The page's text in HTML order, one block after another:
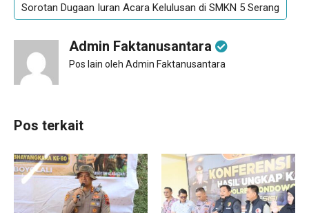
Sorotan Dugaan Iuran Acara Kelulusan di SMKN 5 Serang
Admin Faktanusantara
Pos lain oleh Admin Faktanusantara
Pos terkait